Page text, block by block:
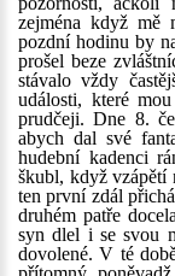
zejména když mě
pozdní hodinu by
prošel beze
stávalo vždy
události, které
prudčeji. Dne 8.
abych dal své
hudební kadenci
škubl, když vzápětí
ten první zdál
druhém patře
syn dlel i se svou
dovolené. V té